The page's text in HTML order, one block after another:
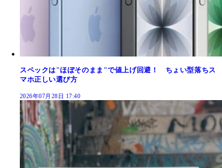
スペックは"ほぼそのまま"で値上げ回避！ ちょい型落ちス
マホ正しい選び方
2026年07月28日 17:40